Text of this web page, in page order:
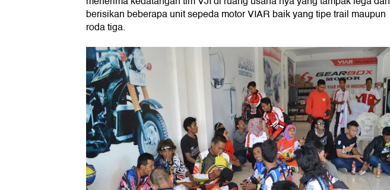
berisikan beberapa unit sepeda motor VIAR baik yang tipe trail maupun
roda tiga.